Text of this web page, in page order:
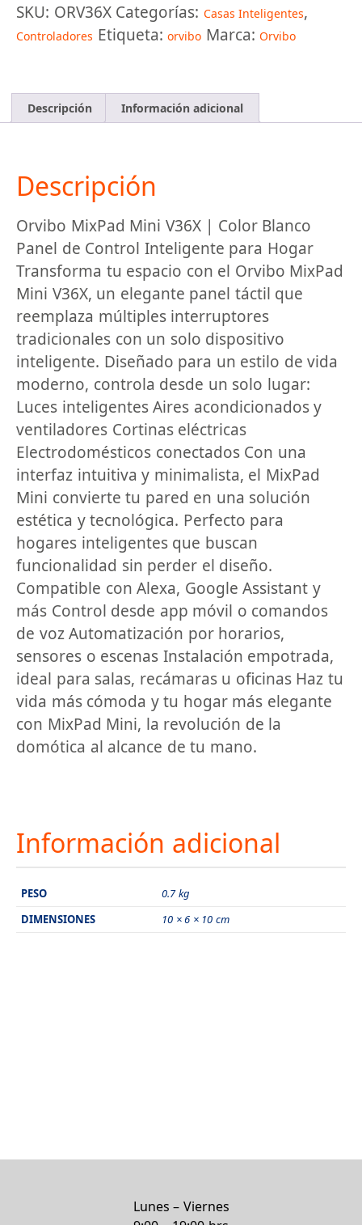
SKU: ORV36X Categorías: Casas Inteligentes,
Controladores Etiqueta: orvibo Marca: Orvibo
Descripción Información adicional
Descripción
Orvibo MixPad Mini V36X | Color Blanco
Panel de Control Inteligente para Hogar
Transforma tu espacio con el Orvibo MixPad
Mini V36X, un elegante panel táctil que
reemplaza múltiples interruptores
tradicionales con un solo dispositivo
inteligente. Diseñado para un estilo de vida
moderno, controla desde un solo lugar:
Luces inteligentes Aires acondicionados y
ventiladores Cortinas eléctricas
Electrodomésticos conectados Con una
interfaz intuitiva y minimalista, el MixPad
Mini convierte tu pared en una solución
estética y tecnológica. Perfecto para
hogares inteligentes que buscan
funcionalidad sin perder el diseño.
Compatible con Alexa, Google Assistant y
más Control desde app móvil o comandos
de voz Automatización por horarios,
sensores o escenas Instalación empotrada,
ideal para salas, recámaras u oficinas Haz tu
vida más cómoda y tu hogar más elegante
con MixPad Mini, la revolución de la
domótica al alcance de tu mano.
Información adicional
PESO
0.7 kg
DIMENSIONES
10 × 6 × 10 cm
Lunes – Viernes